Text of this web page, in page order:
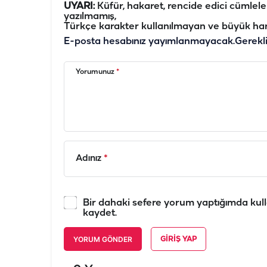
UYARI:Küfür, hakaret, rencide edici
yazılmamış,
Türkçe karakter kullanılmayan ve büyük
E-posta hesabınız yayımlanmayacak.
Yorumunuz *
Adınız *
Bir dahaki sefere yorum yaptığımda
kaydet.
YORUM GÖNDER GIRIŞ YAP